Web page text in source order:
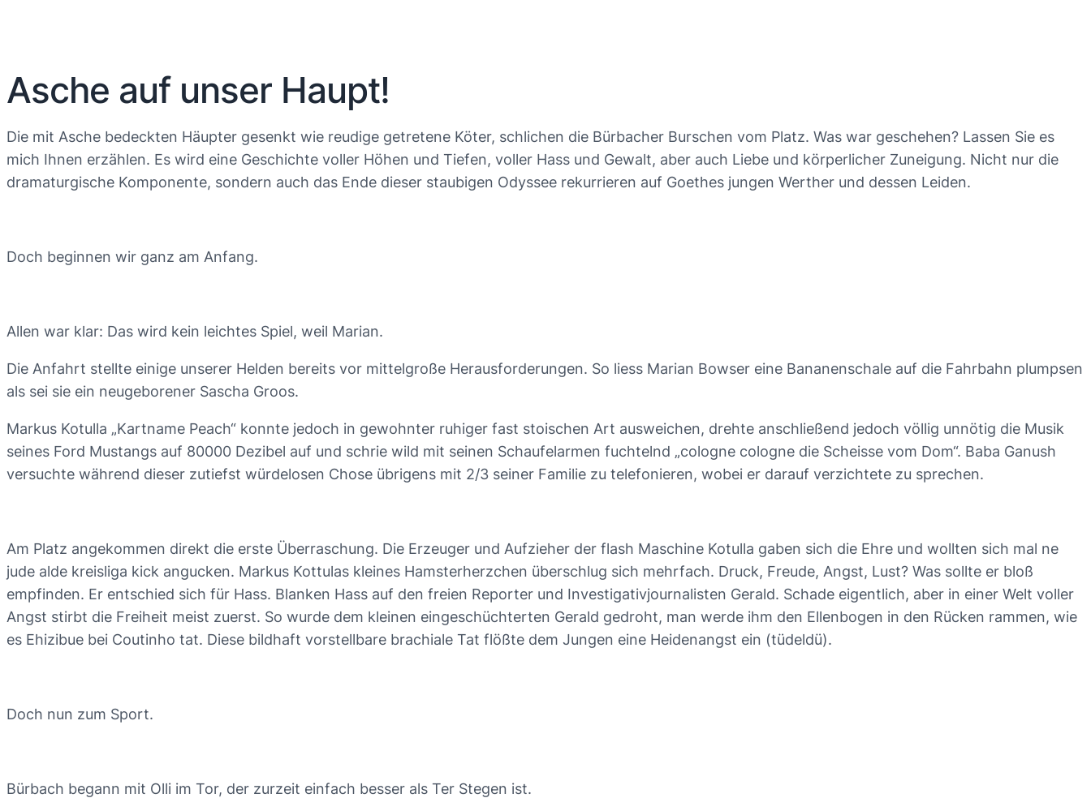
Asche auf unser Haupt!
Die mit Asche bedeckten Häupter gesenkt wie reudige getretene Köter, schlichen die Bürbacher Burschen vom Platz. Was war geschehen? Lassen Sie es
mich Ihnen erzählen. Es wird eine Geschichte voller Höhen und Tiefen, voller Hass und Gewalt, aber auch Liebe und körperlicher Zuneigung. Nicht nur die
dramaturgische Komponente, sondern auch das Ende dieser staubigen Odyssee rekurrieren auf Goethes jungen Werther und dessen Leiden.
Doch beginnen wir ganz am Anfang.
Allen war klar: Das wird kein leichtes Spiel, weil Marian.
Die Anfahrt stellte einige unserer Helden bereits vor mittelgroße Herausforderungen. So liess Marian Bowser eine Bananenschale auf die Fahrbahn plumpsen
als sei sie ein neugeborener Sascha Groos.
Markus Kotulla „Kartname Peach“ konnte jedoch in gewohnter ruhiger fast stoischen Art ausweichen, drehte anschließend jedoch völlig unnötig die Musik
seines Ford Mustangs auf 80000 Dezibel auf und schrie wild mit seinen Schaufelarmen fuchtelnd „cologne cologne die Scheisse vom Dom“. Baba Ganush
versuchte während dieser zutiefst würdelosen Chose übrigens mit 2/3 seiner Familie zu telefonieren, wobei er darauf verzichtete zu sprechen.
Am Platz angekommen direkt die erste Überraschung. Die Erzeuger und Aufzieher der flash Maschine Kotulla gaben sich die Ehre und wollten sich mal ne
jude alde kreisliga kick angucken. Markus Kottulas kleines Hamsterherzchen überschlug sich mehrfach. Druck, Freude, Angst, Lust? Was sollte er bloß
empfinden. Er entschied sich für Hass. Blanken Hass auf den freien Reporter und Investigativjournalisten Gerald. Schade eigentlich, aber in einer Welt voller
Angst stirbt die Freiheit meist zuerst. So wurde dem kleinen eingeschüchterten Gerald gedroht, man werde ihm den Ellenbogen in den Rücken rammen, wie
es Ehizibue bei Coutinho tat. Diese bildhaft vorstellbare brachiale Tat flößte dem Jungen eine Heidenangst ein (tüdeldü).
Doch nun zum Sport.
Bürbach begann mit Olli im Tor, der zurzeit einfach besser als Ter Stegen ist.